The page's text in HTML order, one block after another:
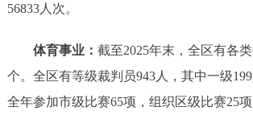
56833人次。
体育事业： 截至2025年末，全区有各
个。全区有等级裁判员943人，其中一级199
全年参加市级比赛65项，组织区级比赛25